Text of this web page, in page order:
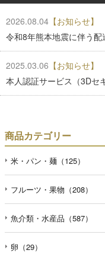
2026.08.04 【お知らせ】
令和8年熊本地震に伴う
2025.03.06 【お知らせ】
本人認証サービス（3Dセ
商品カテゴリー
米・パン・麺（125）
フルーツ・果物（208）
魚介類・水産品（587）
卵（29）